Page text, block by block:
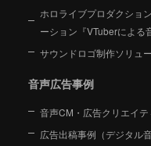
ホロライブプロダクショ
ーション 『VTuberによる
サウンドロゴ制作ソリュ
音声広告事例
音声CM・広告クリエイテ
広告出稿事例（デジタル